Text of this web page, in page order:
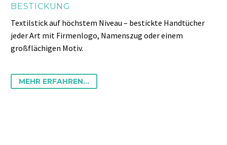
BESTICKUNG
Textilstick auf höchstem Niveau – bestickte Handtücher
jeder Art mit Firmenlogo, Namenszug oder einem
großflächigen Motiv.
MEHR ERFAHREN...